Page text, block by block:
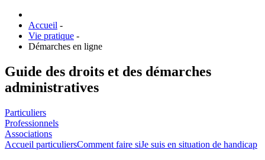
Accueil -
Vie pratique -
Démarches en ligne
Guide des droits et des démarches
administratives
Particuliers
Professionnels
Associations
Accueil particuliersComment faire siJe suis en situation de handicap